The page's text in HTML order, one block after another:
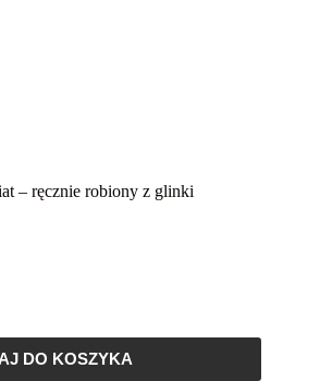
– ręcznie robiony z glinki
DO KOSZYKA